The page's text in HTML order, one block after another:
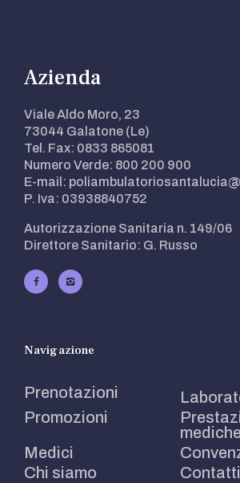
Azienda
Viale Aldo Moro, 23
73044 Galatone (Le)
Tel. Fax: 0833 865081
Numero Verde: 800 200 900
E-mail:
P. Iva: 03938840752
Autorizzazione Sanitaria n. 149/06
Direttore Sanitario: G. Russo
Navigazione
Prenotazioni
Promozioni
Medici
Chi siamo
Contatti